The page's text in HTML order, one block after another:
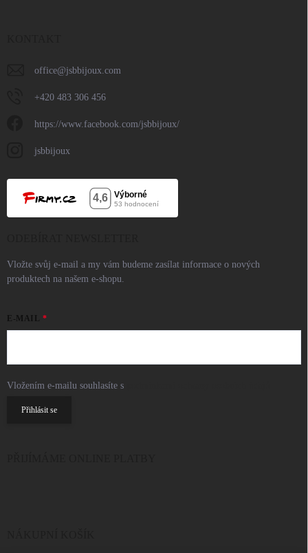
office@jsbbijoux.com
+420 483 306 456
https://www.facebook.com/jsbbijoux/
jsbbijoux
Vložte svůj e-mail a my vám budeme zasílat informace o nových
produktech na našem e-shopu.
E-MAIL
Vložením e-mailu souhlasíte s
Přihlásit se